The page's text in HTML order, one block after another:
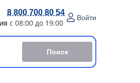
8 800 700 80 54
с 08:00 до 19:00
Войти
Поиск